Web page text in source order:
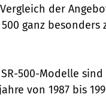
der
ganz besonders
500-Modelle sind
von 1987 bis